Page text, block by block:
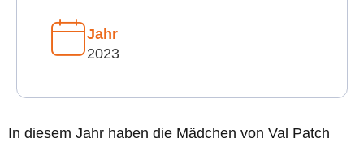
Jahr
2023
In diesem Jahr haben die Mädchen von Val Patch